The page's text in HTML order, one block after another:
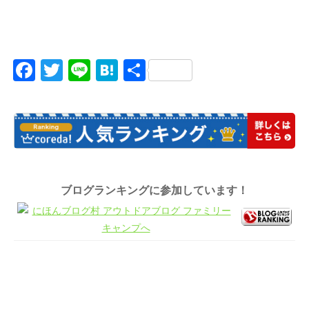
Facebook
Twitter
LineHatena
共
ブログランキングに参加しています！